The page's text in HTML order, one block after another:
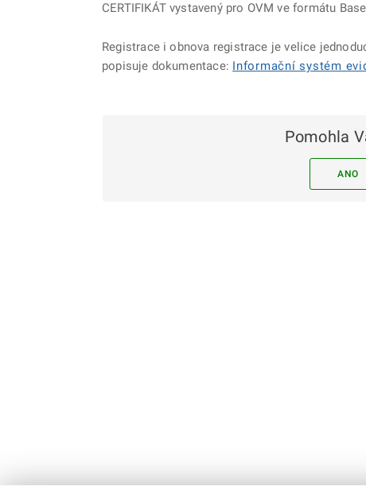
CERTIFIKÁT vystavený pro OVM ve formátu
Registrace i obnova registrace je velice
popisuje dokumentace: Informační systém
Pomohla
ANO